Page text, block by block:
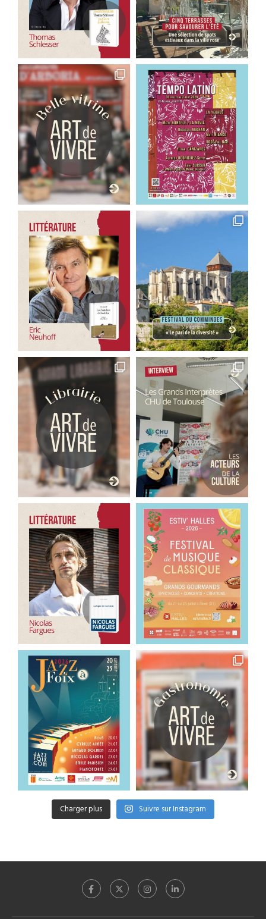
Charger plus Suivre sur Instagram